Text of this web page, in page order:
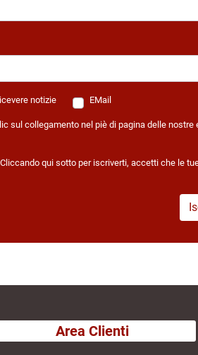
notizie EMail
sul collegamento nel piè di pagina delle
qui sotto per iscriverti, accetti che le
Area Clienti